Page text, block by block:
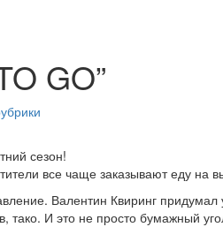
GO”
сезон!
все чаще заказывают еду на
Валентин Квиринг
тако. И это не просто бумажный